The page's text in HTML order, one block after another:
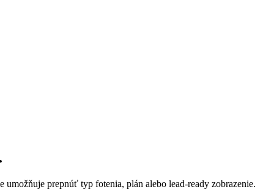
prepnúť typ fotenia, plán alebo lead-ready zobrazenie.